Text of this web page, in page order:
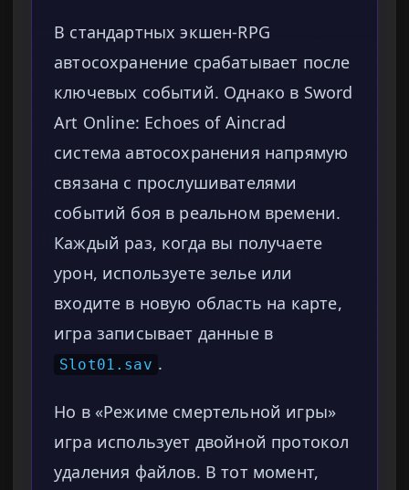
В стандартных экшен-RPG
автосохранение срабатывает после
ключевых событий. Однако в Sword
Art Online: Echoes of Aincrad
система автосохранения напрямую
связана с прослушивателями
событий боя в реальном времени.
Каждый раз, когда вы получаете
урон, используете зелье или
входите в новую область на карте,
игра записывает данные в
Slot01.sav .
Но в «Режиме смертельной игры»
игра использует двойной протокол
удаления файлов. В тот момент,